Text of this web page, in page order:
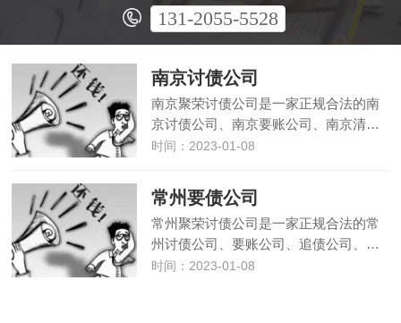
131-2055-5528
南京讨债公司
南京聚荣讨债公司是一家正规合法的南
京讨债公司、南京要账公司、南京清…
时间：2023-01-08
常州要债公司
常州聚荣讨债公司是一家正规合法的常
州讨债公司、要账公司、追债公司、…
时间：2023-01-08